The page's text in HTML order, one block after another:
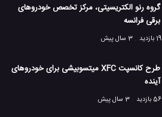
گروه رنو الکتریسیتی، مرکز تخصص خودروهای
برقی فرانسه
19 بازدید
3 سال پیش
طرح کانسپت XFC میتسوبیشی برای خودروهای
آینده
56 بازدید
3 سال پیش